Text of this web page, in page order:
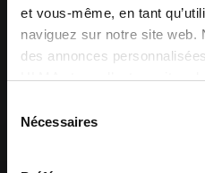
et vous-même, en tant
naviguez sur notre site web.
des annonces
ULMA et sur d’autres sites
fonctionnels et nécessaires,
Nécessaires
Asingular
engineering